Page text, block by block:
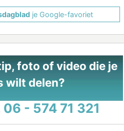
je Google-favoriet
foto of video die je
wilt delen?
06 - 574 71 321